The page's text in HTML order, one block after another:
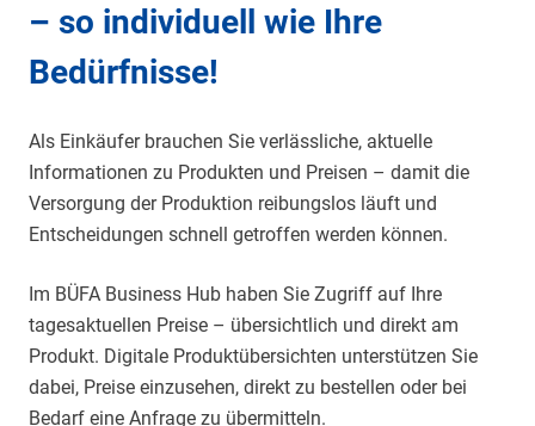
– so individuell wie Ihre
Bedürfnisse!
Als Einkäufer brauchen Sie verlässliche, aktuelle
Informationen zu Produkten und Preisen – damit die
Versorgung der Produktion reibungslos läuft und
Entscheidungen schnell getroffen werden können.
Im BÜFA Business Hub haben Sie Zugriff auf Ihre
tagesaktuellen Preise – übersichtlich und direkt am
Produkt. Digitale Produktübersichten unterstützen Sie
dabei, Preise einzusehen, direkt zu bestellen oder bei
Bedarf eine Anfrage zu übermitteln.